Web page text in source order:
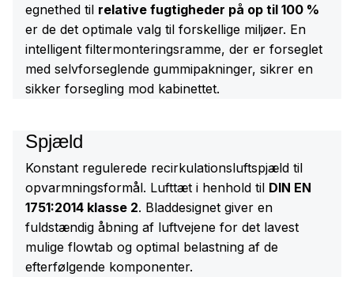
egnethed til relative fugtigheder på op til 100 %
er de det optimale valg til forskellige miljøer. En
intelligent filtermonteringsramme, der er forseglet
med selvforseglende gummipakninger, sikrer en
sikker forsegling mod kabinettet.
Spjæld
Konstant regulerede recirkulationsluftspjæld til
opvarmningsformål. Lufttæt i henhold til DIN EN
1751:2014 klasse 2. Bladdesignet giver en
fuldstændig åbning af luftvejene for det lavest
mulige flowtab og optimal belastning af de
efterfølgende komponenter.